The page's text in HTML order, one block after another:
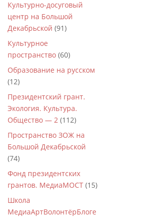
Культурно-досуговый
центр на Большой
Декабрьской (91)
Культурное
пространство (60)
Образование на русском
(12)
Президентский грант.
Экология. Культура.
Общество — 2 (112)
Пространство ЗОЖ на
Большой Декабрьской
(74)
Фонд президентских
грантов. МедиаМОСТ (15)
Школа
МедиаАртВолонтёрБлоге